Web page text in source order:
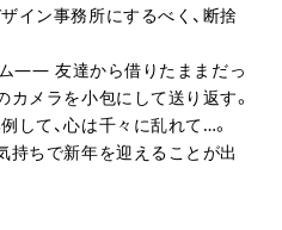
イン事務所にするべく、断捨
ム—— 友達から借りたままだっ
カメラを小包にして送り返す。
して、心は千々に乱れて…。
持ちで新年を迎えることが出